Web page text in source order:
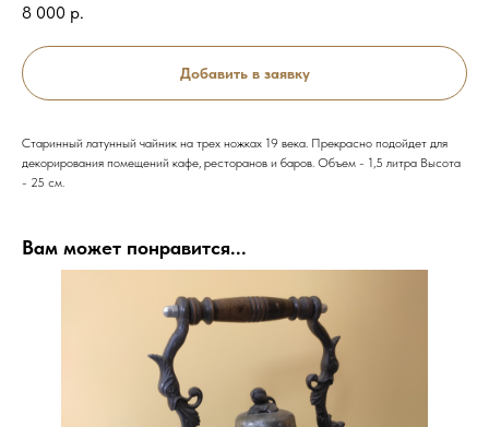
8 000 р.
Добавить в заявку
Старинный латунный чайник на трех ножках 19 века. Прекрасно подойдет для
декорирования помещений кафе, ресторанов и баров. Объем - 1,5 литра Высота
- 25 см.
Вам может понравится...